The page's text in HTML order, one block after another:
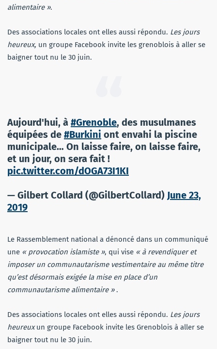
alimentaire ».
Des associations locales ont elles aussi répondu. Les jours
heureux, un groupe Facebook invite les grenoblois à aller se
baigner tout nu le 30 juin.
Aujourd'hui, à #Grenoble, des musulmanes
équipées de #Burkini ont envahi la piscine
municipale… On laisse faire, on laisse faire,
et un jour, on sera fait !
pic.twitter.com/dOGA73I1KI
— Gilbert Collard (@GilbertCollard) June 23,
2019
Le Rassemblement national a dénoncé dans un communiqué
une « provocation islamiste », qui vise « à revendiquer et
imposer un communautarisme vestimentaire au même titre
qu’est désormais exigée la mise en place d’un
communautarisme alimentaire ».
Des associations locales ont elles aussi répondu. Les jours
heureuxun groupe Facebook invite les Grenoblois à aller se
baigner tout nu le 30 juin.